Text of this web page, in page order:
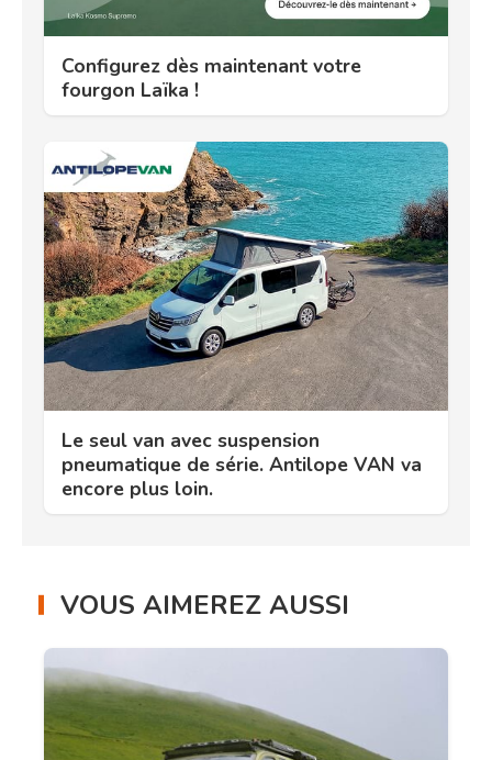
Configurez dès maintenant votre
fourgon Laïka !
Le seul van avec suspension
pneumatique de série. Antilope VAN va
encore plus loin.
VOUS AIMEREZ AUSSI